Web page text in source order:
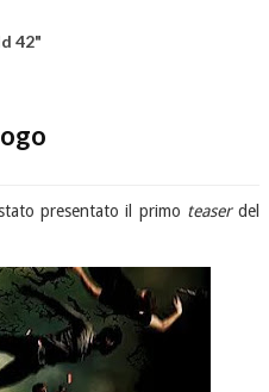
42"
presentato il primo teaserdel